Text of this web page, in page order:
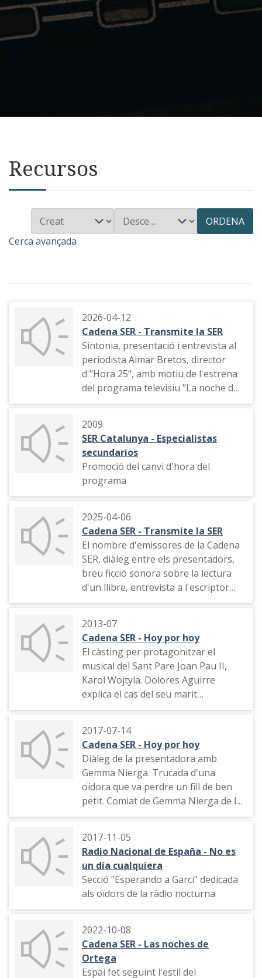
Recursos
ORDENA
Cerca avançada
2026-04-12
Cadena SER - Transmite la SER
Sintonia, presentació i entrevista al
periodista Aimar Bretos, director
d'"Hora 25", amb motiu de l'estrena
del programa televisiu "La noche de
Aimar" a La Sexta. Participació de
2009
SER Catalunya - Especialistas
secundarios
Promoció del canvi d'hora del
programa
2025-04-06
Cadena SER - Transmite la SER
El nombre d'emissores de la Cadena
SER, diàleg entre els presentadors,
breu ficció sonora sobre la lectura
d'un llibre, entrevista a l'escriptor
Javier Sierra
2013-07
Cadena SER - Hoy por hoy
El càsting per protagonitzar el
musical del Sant Pare Joan Pau II,
Karol Wojtyla. Dolores Aguirre
explica el cas del seu marit
telefònicament
2017-07-14
Cadena SER - Hoy por hoy
Diàleg de la presentadora amb
Gemma Nierga. Trucada d'una
oïdora que va perdre un fill de ben
petit. Comiat de Gemma Nierga de la
Cadena SER. Trucada del "President
intervenció de Juanjo Millàs, Toño
Fraguas, Macarena Berlín
2017-11-05
Radio Nacional de España - No es
un día cualquiera
Secció "Esperando a Garci" dedicada
als oïdors de la ràdio nocturna
2022-10-08
Cadena SER - Las noches de
Ortega
Espai fet seguint l'estil del